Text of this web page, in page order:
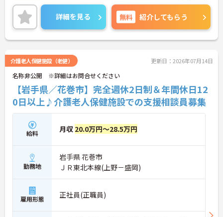
マイカー通勤OKかつ交通費支給ありなので様々な通
勤手段から検討いただけます♪
経験不問のため、資格を活かして新たなキャリアに
挑戦したい方にもおすすめです。定年65歳・再雇用
制度ありと、長く働き続けやすい環境も魅力です。
でご気軽にお問合せください。
詳細を見る 無料 紹介してもらう
介護老人保健施設（老健） 更新日：2026年07月14日
名称非公開 ※詳細はお問合せください
【岩手県／花巻市】完全週休2日制＆年間休日12
0日以上♪介護老人保健施設での支援相談員募集
給料 月収 20.0万円～28.5万円
勤務地
岩手県 花巻市
ＪＲ東北本線(上野－盛岡)
雇用形態 正社員(正職員)